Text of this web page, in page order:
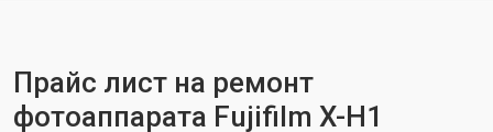
Прайс лист на ремонт
фотоаппарата Fujifilm X-H1